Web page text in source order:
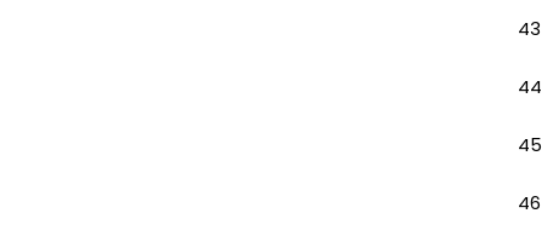
43
44
45
46